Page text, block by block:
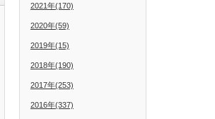
2021年(170)
2020年(59)
2019年(15)
2018年(190)
2017年(253)
2016年(337)